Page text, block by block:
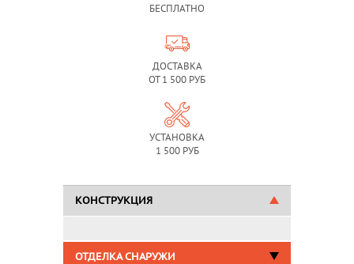
БЕСПЛАТНО
ДОСТАВКА
ОТ 1 500 РУБ
УСТАНОВКА
1 500 РУБ
КОНСТРУКЦИЯ
ОТДЕЛКА СНАРУЖИ